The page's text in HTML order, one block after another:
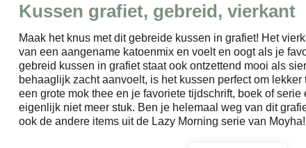
Kussen grafiet, gebreid, vierkant
Maak het knus met dit gebreide kussen in grafiet! Het
van een aangename katoenmix en voelt en oogt als je
gebreid kussen in grafiet staat ook ontzettend mooi als
behaaglijk zacht aanvoelt, is het kussen perfect om
een grote mok thee en je favoriete tijdschrift, boek of
eigenlijk niet meer stuk. Ben je helemaal weg van dit
ook de andere items uit de Lazy Morning serie van Moyha!